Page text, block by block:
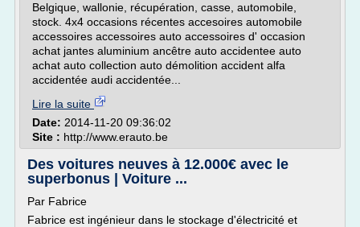
Belgique, wallonie, récupération, casse, automobile,
stock. 4x4 occasions récentes accesoires automobile
accessoires accessoires auto accessoires d' occasion
achat jantes aluminium ancêtre auto accidentee auto
achat auto collection auto démolition accident alfa
accidentée audi accidentée...
Lire la suite
Date: 2014-11-20 09:36:02
Site : http://www.erauto.be
Des voitures neuves à 12.000€ avec le
superbonus | Voiture ...
Par Fabrice
Fabrice est ingénieur dans le stockage d'électricité et